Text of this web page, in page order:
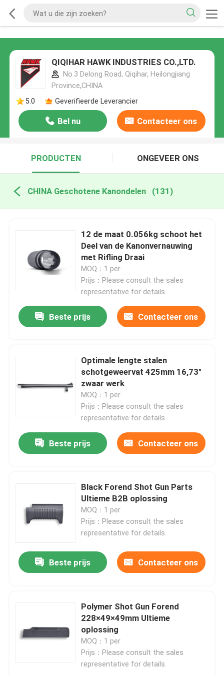
QIQIHAR HAWK INDUSTRIES CO.,LTD.
No.3 Delong Road, Qiqihar, Heilongjiang
Province,CHINA
5.0
Geverifieerde Leverancier
Bel nu Contacteer ons
PRODUCTEN ONGEVEER ONS
CHINA Geschotene Kanondelen (131)
12 de maat 0.056kg schoot het
Deel van de Kanonvernauwing
met Rifling Draai
MOQ：1 per
Prijs：Please consult the sales
representative for details.
Beste prijs Contacteer ons
Optimale lengte stalen
schotgeweervat 425mm 16,73"
zwaar werk
MOQ：1 per
Prijs：Please consult the sales
representative for details.
Beste prijs Contacteer ons
Black Forend Shot Gun Parts
Ultieme B2B oplossing
MOQ：1 per
Prijs：Please consult the sales
representative for details.
Beste prijs Contacteer ons
Polymer Shot Gun Forend
228×49×49mm Ultieme
oplossing
MOQ：1 per
Prijs：Please consult the sales
representative for details.